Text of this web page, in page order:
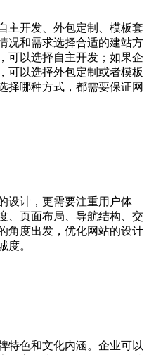
主开发、外包定制、模板套
况和需求选择合适的建站方
可以选择自主开发；如果企
可以选择外包定制或者模板
择哪种方式，都需要保证网
设计，更需要注重用户体
、页面布局、导航结构、交
角度出发，优化网站的设计
度。
特色和文化内涵。企业可以